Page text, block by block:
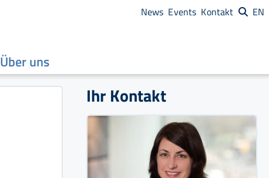
Über uns
News Events Kontakt EN
Ihr Kontakt